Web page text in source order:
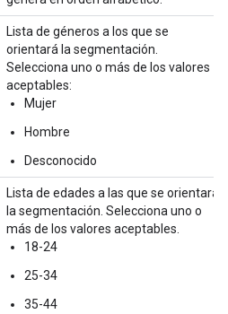
Lista de géneros a los que se
orientará la segmentación.
Selecciona uno o más de los valores
aceptables:
Mujer
Hombre
Desconocido
Lista de edades a las que se orientará
la segmentación. Selecciona uno o
más de los valores aceptables.
18-24
25-34
35-44